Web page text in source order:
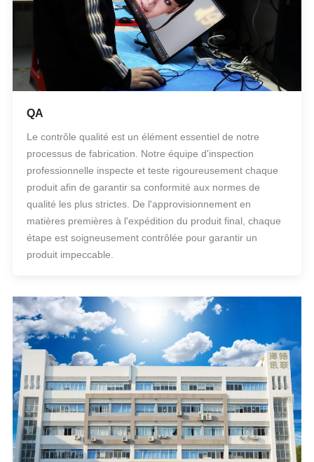
QA
Le contrôle qualité est un élément essentiel de notre
processus de fabrication. Notre équipe d'inspection
professionnelle inspecte et teste rigoureusement chaque
produit afin de garantir sa conformité aux normes de
qualité les plus strictes. De l'approvisionnement en
matières premières à l'expédition du produit final, chaque
étape est soigneusement contrôlée pour garantir un
produit impeccable.